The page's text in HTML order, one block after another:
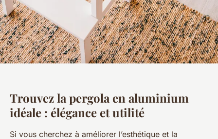
Trouvez la pergola en aluminium
idéale : élégance et utilité
Si vous cherchez à améliorer l’esthétique et la